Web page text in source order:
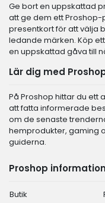
Ge bort en uppskattad
att ge dem ett Proshop-
presentkort för att välja
ledande märken. Köp
en uppskattad gåva till
Lär dig med
På Proshop hittar du ett
att fatta informerade
om de senaste
hemprodukter, gaming
guiderna.
Proshop information
Butik